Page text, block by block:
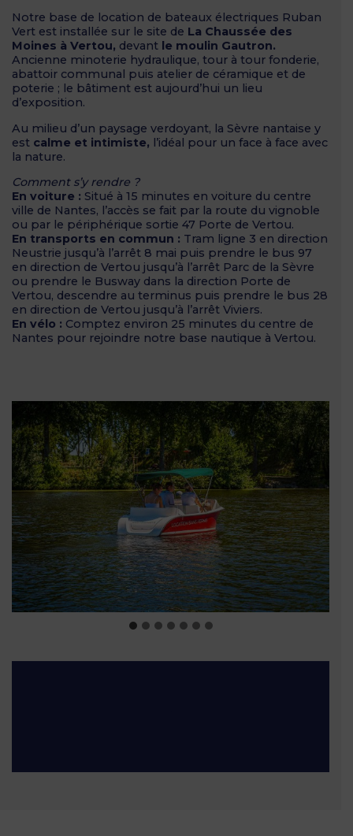
Notre base de location de bateaux électriques Ruban
Vert est installée sur le site de La Chaussée des
Moines à Vertou, devant le moulin Gautron.
Ancienne minoterie hydraulique, tour à tour fonderie,
abattoir communal puis atelier de céramique et de
poterie ; le bâtiment est aujourd’hui un lieu
d’exposition.
Au milieu d’un paysage verdoyant, la Sèvre nantaise y
est calme et intimiste, l’idéal pour un face à face avec
la nature.
Comment s’y rendre ?
En voiture : Situé à 15 minutes en voiture du centre
ville de Nantes, l’accès se fait par la route du vignoble
ou par le périphérique sortie 47 Porte de Vertou.
En transports en commun : Tram ligne 3 en direction
Neustrie jusqu’à l’arrêt 8 mai puis prendre le bus 97
en direction de Vertou jusqu’à l’arrêt Parc de la Sèvre
ou prendre le Busway dans la direction Porte de
Vertou, descendre au terminus puis prendre le bus 28
en direction de Vertou jusqu’à l’arrêt Viviers.
En vélo : Comptez environ 25 minutes du centre de
Nantes pour rejoindre notre base nautique à Vertou.